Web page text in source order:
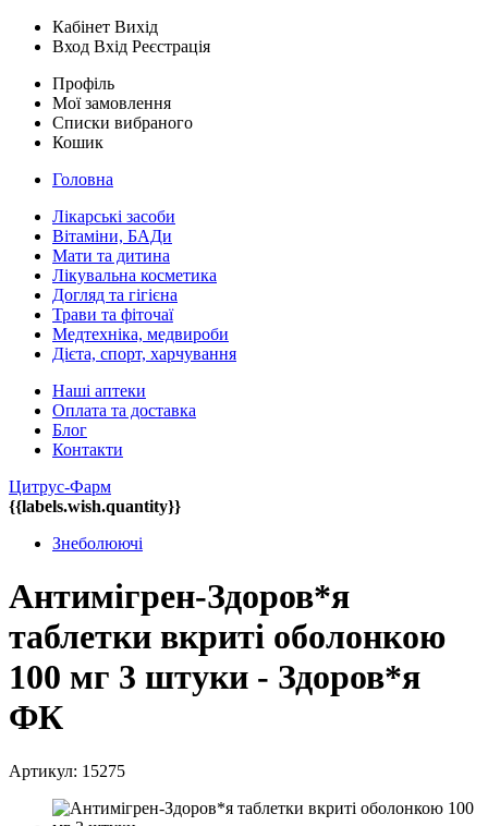
Кабінет Вихід
Вход Вхід Реєстрація
Профіль
Мої замовлення
Списки вибраного
Кошик
Головна
Лікарські засоби
Вітаміни, БАДи
Мати та дитина
Лікувальна косметика
Догляд та гігієна
Трави та фіточаї
Медтехніка, медвироби
Дієта, спорт, харчування
Наші аптеки
Оплата та доставка
Блог
Контакти
Цитрус-Фарм
{{labels.wish.quantity}}
Знеболюючі
Антимігрен-Здоров*я
таблетки вкриті оболонкою
100 мг 3 штуки - Здоров*я
ФК
Артикул: 15275